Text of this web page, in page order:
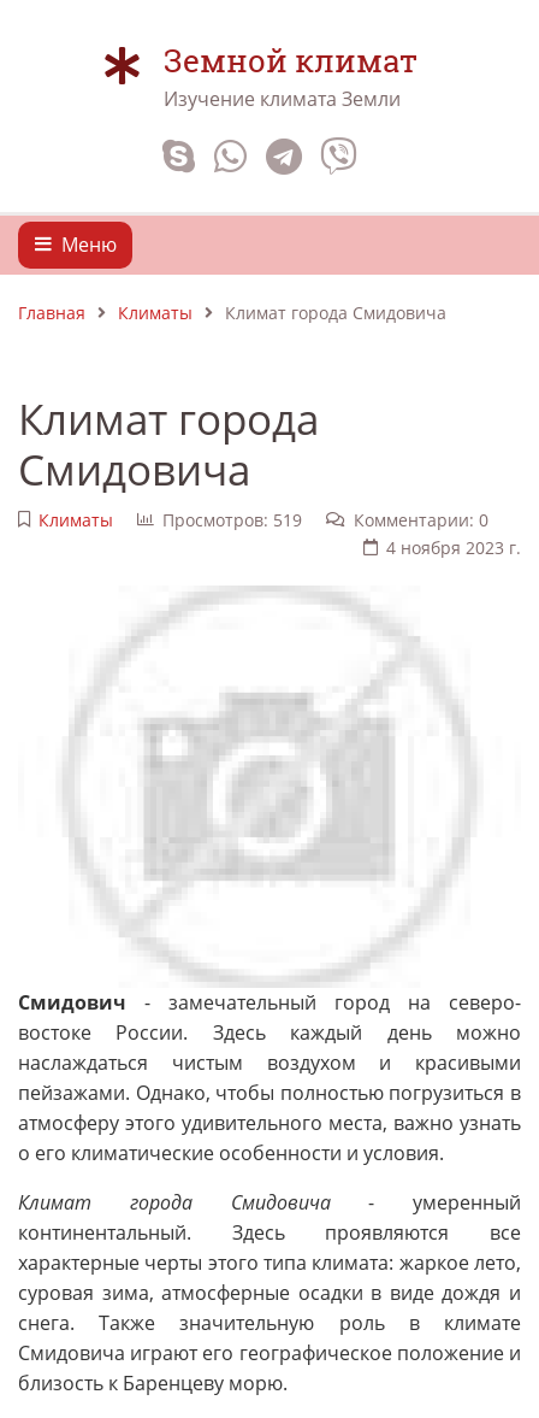
Земной климат
Изучение климата Земли
Меню
Главная Климаты Климат города Смидовича
Климат города
Смидовича
Климаты Просмотров: 519
Комментарии: 0
4 ноября 2023 г.
Смидович - замечательный город на северо-
востоке России. Здесь каждый день можно
наслаждаться чистым воздухом и красивыми
пейзажами. Однако, чтобы полностью погрузиться в
атмосферу этого удивительного места, важно узнать
о его климатические особенности и условия.
Климат города Смидовича- умеренный
континентальный. Здесь проявляются все
характерные черты этого типа климата: жаркое лето,
суровая зима, атмосферные осадки в виде дождя и
снега. Также значительную роль в климате
Смидовича играют его географическое положение и
близость к Баренцеву морю.